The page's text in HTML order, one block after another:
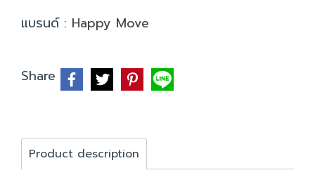
แบรนด์ : Happy Move
Share
Product description